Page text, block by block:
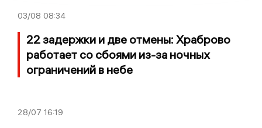
03/08 08:34
22 задержки и две отмены: Храброво
работает со сбоями из-за ночных
ограничений в небе
28/07 16:19